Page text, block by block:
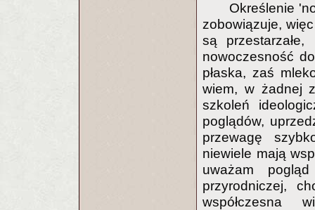
Określenie
zobowiązuje,
są
nowoczesność
płaska, zaś
wiem, w żadnej
szkoleń
poglądów,
przewagę
niewiele mają
uważam
przyrodniczej,
współczesna